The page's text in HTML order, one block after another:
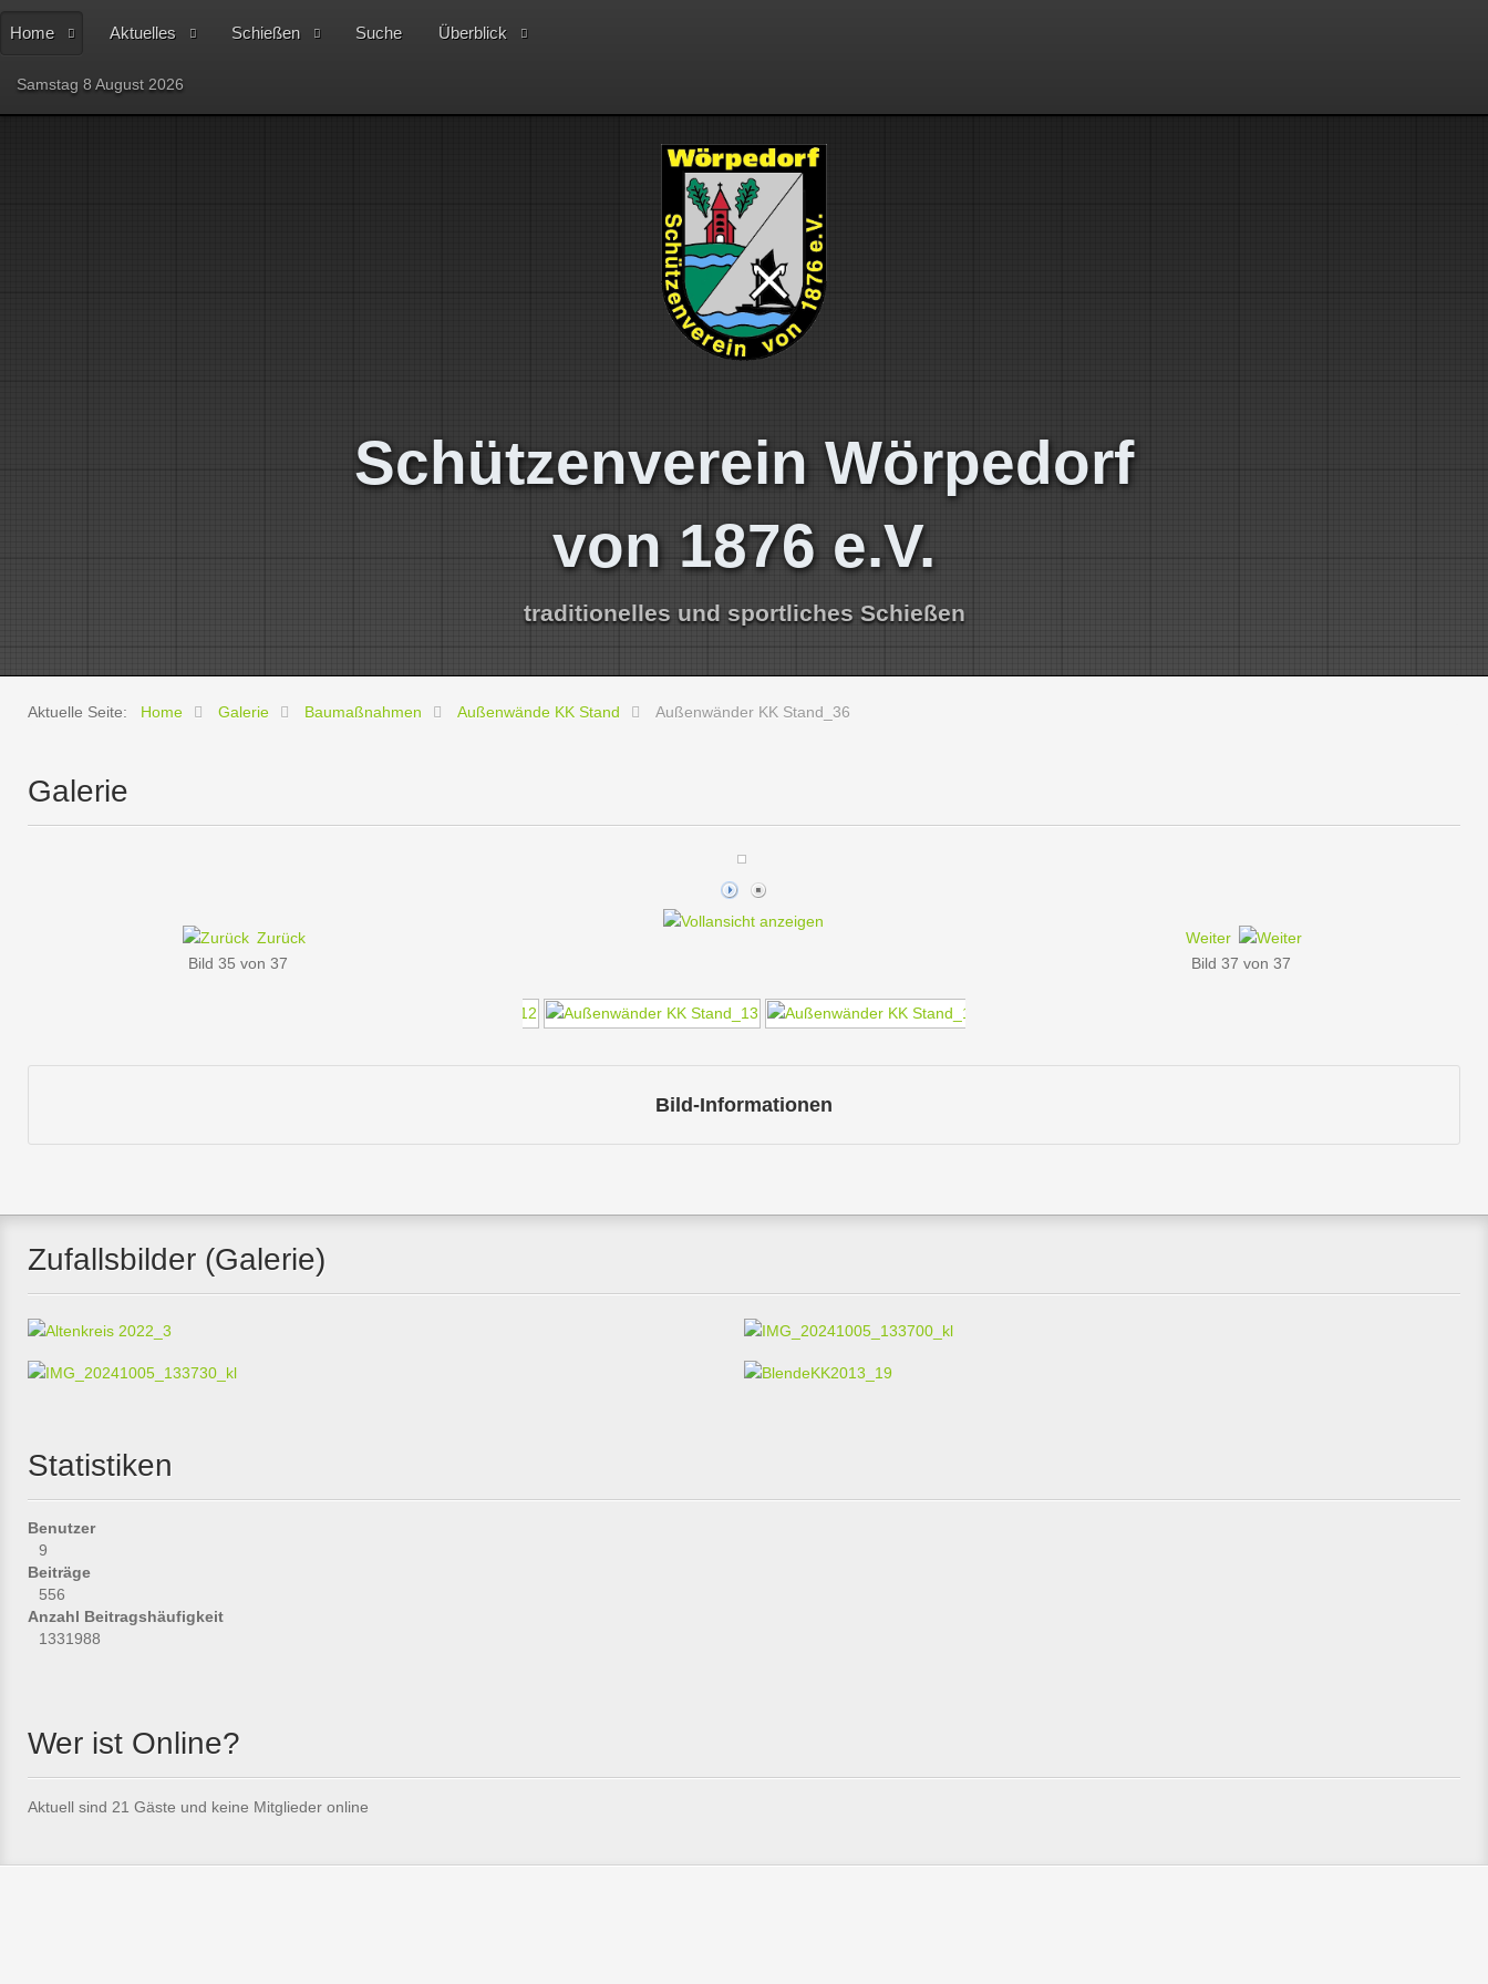
Home Aktuelles Schießen Suche Überblick
Samstag 8 August 2026
Schützenverein Wörpedorf
von 1876 e.V.
traditionelles und sportliches Schießen
Aktuelle Seite: Home Galerie Baumaßnahmen Außenwände KK Stand Außenwänder KK Stand_36
Galerie
Zurück
Bild 35 von 37
Weiter
Bild 37 von 37
Bild-Informationen
Zufallsbilder (Galerie)
Statistiken
Benutzer
9
Beiträge
556
Anzahl Beitragshäufigkeit
1331988
Wer ist Online?
Aktuell sind 21 Gäste und keine Mitglieder online